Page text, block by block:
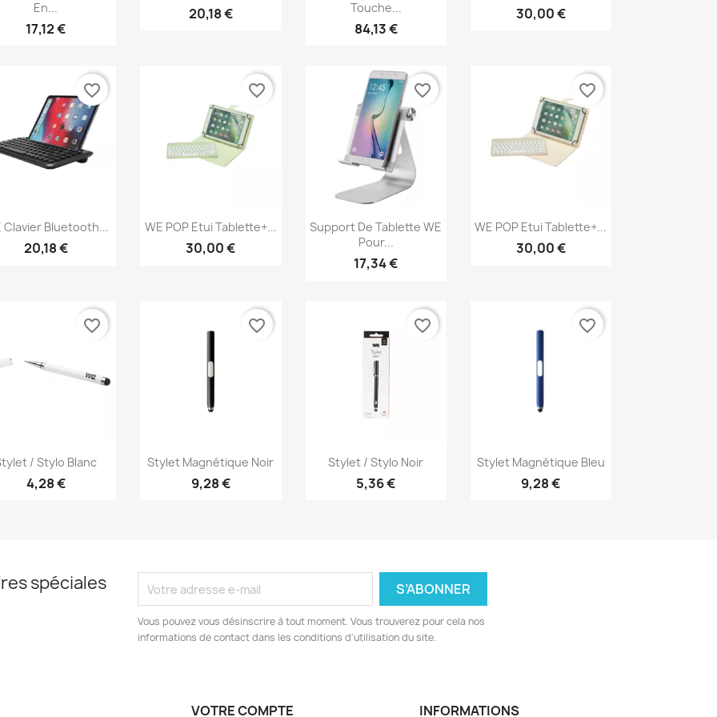
En...
17,12 €
20,18 € Touche...
84,13 €
30,00 €
Aperçu rapide
Clavier Bluetooth...
20,18 €
favorite_border
Aperçu rapide
WE POP Etui Tablette+...
30,00 €
favorite_border
Aperçu rapide
Support De Tablette WE
Pour...
17,34 €
favorite_border
Aperçu rapide
WE POP Etui Tablette+...
30,00 €
favorite_border
Aperçu rapide
/ Stylo Blanc
4,28 €
favorite_border
Aperçu rapide
Stylet Magnétique Noir
9,28 €
favorite_border
Aperçu rapide
Stylet / Stylo Noir
5,36 €
favorite_border
Aperçu rapide
Stylet Magnétique Bleu
9,28 €
favorite_border
spéciales
Vous pouvez vous désinscrire à tout moment. Vous trouverez pour cela nos
informations de contact dans les conditions d'utilisation du site.
VOTRE COMPTE INFORMATIONS